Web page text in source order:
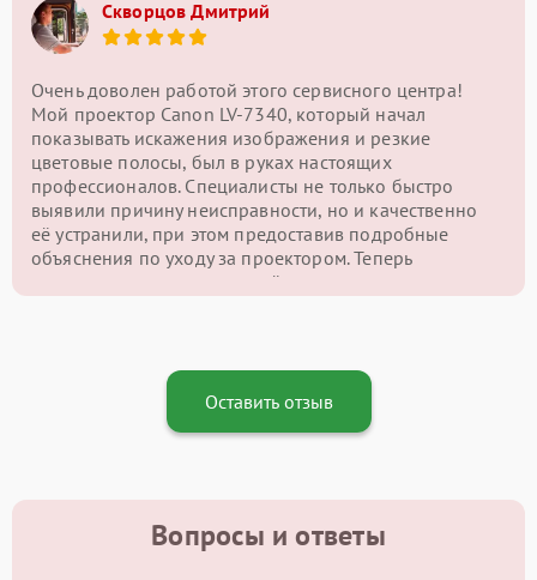
Скворцов Дмитрий
Очень доволен работой этого сервисного центра!
Мой проектор Canon LV-7340, который начал
показывать искажения изображения и резкие
цветовые полосы, был в руках настоящих
профессионалов. Специалисты не только быстро
выявили причину неисправности, но и качественно
её устранили, при этом предоставив подробные
объяснения по уходу за проектором. Теперь
картинка на экране снова чёткая и яркая, и я могу
Оставить отзыв
Вопросы и ответы